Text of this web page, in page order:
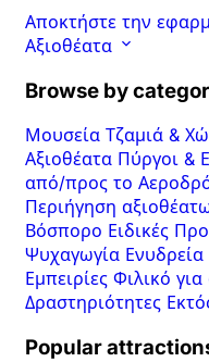
Αποκτήστε την
Αξιοθέατα
Browse by
Μουσεία Τζαμιά &
Αξιοθέατα Πύργοι &
από/προς το
Περιήγηση
Βόσπορο Ειδικές
Ψυχαγωγία
Εμπειρίες Φιλικό για
Δραστηριότητες
Popular